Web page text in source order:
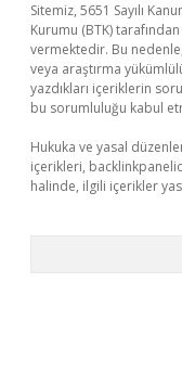
Sitemiz, 5651 Sayılı
Kurumu (BTK)
vermektedir. Bu
veya araştırma
yazdıkları içeriklerin
bu sorumluluğu kabul
Hukuka ve yasal
içerikleri,
halinde, ilgili içerikler